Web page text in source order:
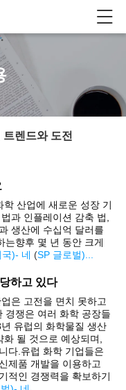
렌드와 도전
산업에 새로운 성장 기
과 인플레이션 감축 법,
생산에 수십억 달러를
는향후 몇 년 동안 크게
)- 네 (SP 글로벌)
하고 있다
은 고전을 면치 못하고
경쟁은 여러 화학 공장들
유럽의 화학물질 생산
될 것으로 예상되며,
다.유럽 화학 기업들은
제품 개발을 이용하고
적인 경쟁력을 확보하기